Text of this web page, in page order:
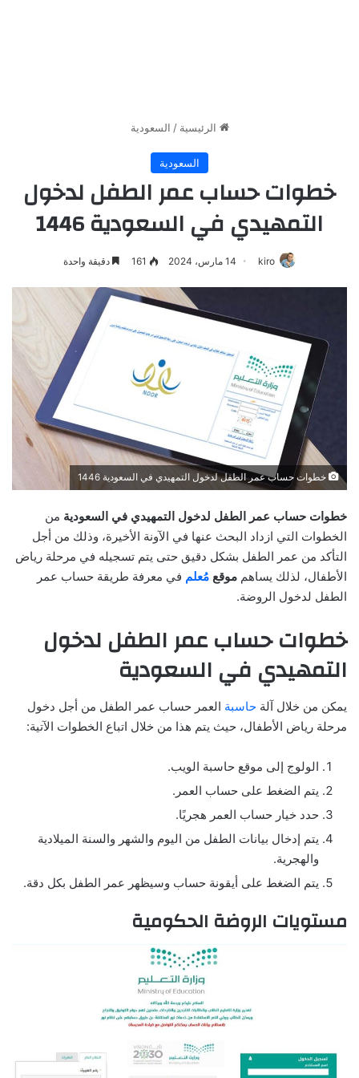
الرئيسية / السعودية
السعودية
خطوات حساب عمر الطفل لدخول
التمهيدي في السعودية 1446
kiro 14 مارس، 2024 161 دقيقة واحدة
خطوات حساب عمر الطفل لدخول التمهيدي في السعودية 1446
خطوات حساب عمر الطفل لدخول التمهيدي في السعودية من
الخطوات التي ازداد البحث عنها في الآونة الأخيرة، وذلك من أجل
التأكد من عمر الطفل بشكل دقيق حتى يتم تسجيله في مرحلة رياض
الأطفال، لذلك يساهم موقع مُعلم في معرفة طريقة حساب عمر
الطفل لدخول الروضة.
خطوات حساب عمر الطفل لدخول
التمهيدي في السعودية
يمكن من خلال آلة حاسبة العمر حساب عمر الطفل من أجل دخول
مرحلة رياض الأطفال، حيث يتم هذا من خلال اتباع الخطوات الآتية:
الولوج إلى موقع حاسبة الويب.
يتم الضغط على حساب العمر.
حدد خيار حساب العمر هجريًا.
يتم إدخال بيانات الطفل من اليوم والشهر والسنة الميلادية
والهجرية.
يتم الضغط على أيقونة حساب وسيظهر عمر الطفل بكل دقة.
مستويات الروضة الحكومية